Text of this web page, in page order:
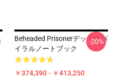
Beheaded Prisonerデッドスパ
イラルノートブック
￥374,390 - ￥413,250
-20%